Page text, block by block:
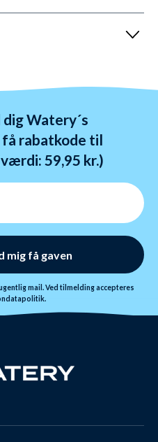
før kl. 22:00 alle ugens
Vi sender med DAO, Bring
Watery´s
rabatkode til
59,95 kr.)
mig få gaven
mail. Ved tilmelding accepteres